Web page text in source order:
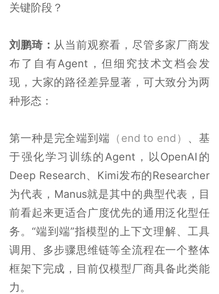
关键阶段？
刘鹏琦： 从当前观察看，尽管多家厂商发
布了自有Agent，但细究技术文档会发
现，大家的路径差异显著，可大致分为两
种形态：
第一种是完全端到端 （end to end） 、基
于强化学习训练的Agent，以OpenAI的
Deep Research、Kimi发布的Researcher
为代表，Manus就是其中的典型代表，目
前看起来更适合广度优先的通用泛化型任
务。“端到端”指模型的上下文理解、工具
调用、多步骤思维链等全流程在一个整体
框架下完成，目前仅模型厂商具备此类能
力。